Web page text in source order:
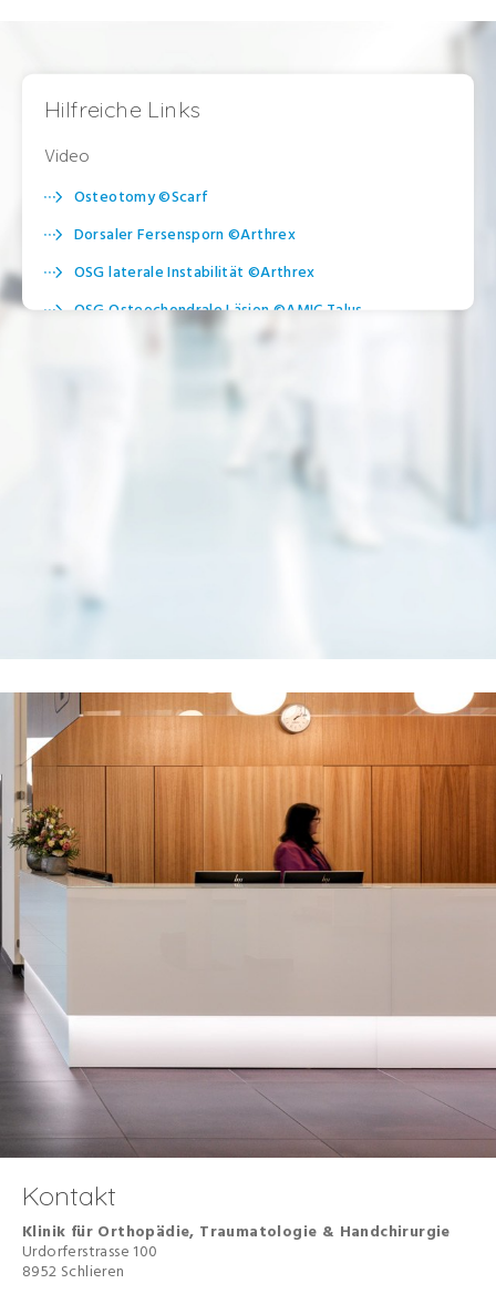
Hilfreiche Links
Video
Osteotomy ©Scarf
Dorsaler Fersensporn ©Arthrex
OSG laterale Instabilität ©Arthrex
OSG Osteochondrale Läsion ©AMIC Talus
Kontakt
Klinik für Orthopädie, Traumatologie & Handchirurgie
Urdorferstrasse 100
8952 Schlieren